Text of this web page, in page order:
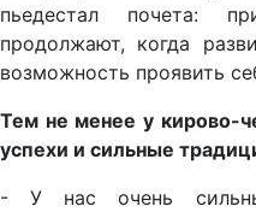
пьедестал почета:
продолжают, когда
возможность проявить
Тем не менее у кирово-
успехи и сильные
- У нас очень